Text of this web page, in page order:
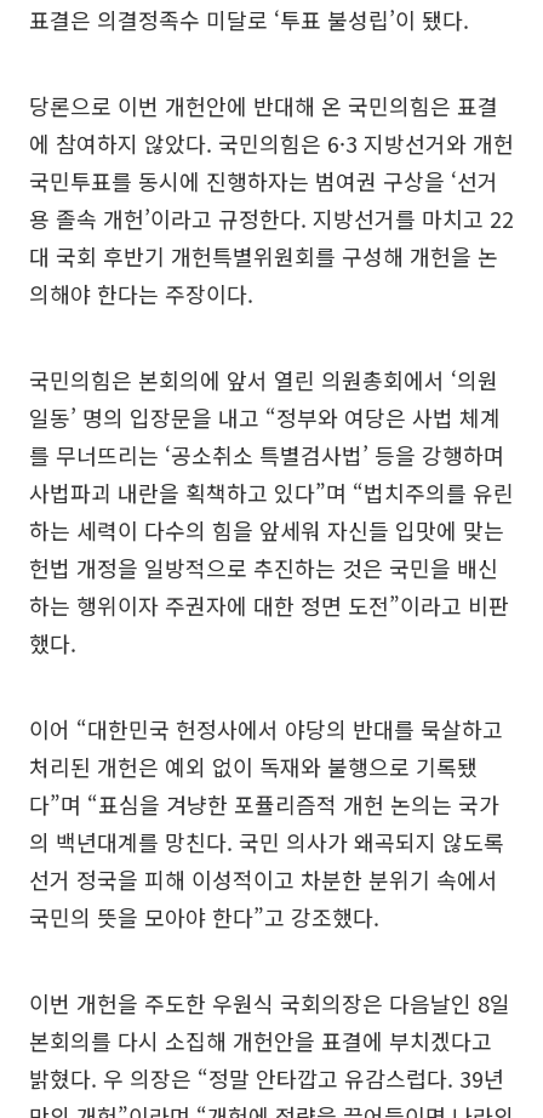
표결은 의결정족수 미달로 ‘투표 불성립’이 됐다.
당론으로 이번 개헌안에 반대해 온 국민의힘은 표결
에 참여하지 않았다. 국민의힘은 6·3 지방선거와 개헌
국민투표를 동시에 진행하자는 범여권 구상을 ‘선거
용 졸속 개헌’이라고 규정한다. 지방선거를 마치고 22
대 국회 후반기 개헌특별위원회를 구성해 개헌을 논
의해야 한다는 주장이다.
국민의힘은 본회의에 앞서 열린 의원총회에서 ‘의원
일동’ 명의 입장문을 내고 “정부와 여당은 사법 체계
를 무너뜨리는 ‘공소취소 특별검사법’ 등을 강행하며
사법파괴 내란을 획책하고 있다”며 “법치주의를 유린
하는 세력이 다수의 힘을 앞세워 자신들 입맛에 맞는
헌법 개정을 일방적으로 추진하는 것은 국민을 배신
하는 행위이자 주권자에 대한 정면 도전”이라고 비판
했다.
이어 “대한민국 헌정사에서 야당의 반대를 묵살하고
처리된 개헌은 예외 없이 독재와 불행으로 기록됐
다”며 “표심을 겨냥한 포퓰리즘적 개헌 논의는 국가
의 백년대계를 망친다. 국민 의사가 왜곡되지 않도록
선거 정국을 피해 이성적이고 차분한 분위기 속에서
국민의 뜻을 모아야 한다”고 강조했다.
이번 개헌을 주도한 우원식 국회의장은 다음날인 8일
본회의를 다시 소집해 개헌안을 표결에 부치겠다고
밝혔다. 우 의장은 “정말 안타깝고 유감스럽다. 39년